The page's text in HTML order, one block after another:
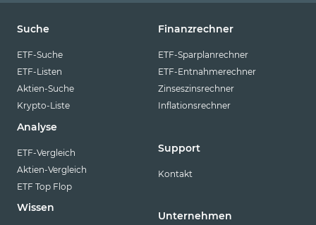
Suche
ETF-Suche
ETF-Listen
Aktien-Suche
Krypto-Liste
Analyse
ETF-Vergleich
Aktien-Vergleich
ETF Top Flop
Wissen
Finanzrechner
ETF-Sparplanrechner
ETF-Entnahmerechner
Zinseszinsrechner
Inflationsrechner
Support
Kontakt
Unternehmen